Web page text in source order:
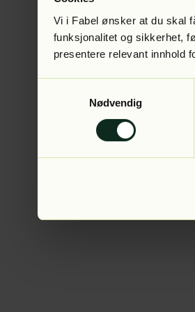
Vi i Fabel ønsker at du skal
funksjonalitet og sikkerhet,
presentere relevant innhold
Nødvendig
Application